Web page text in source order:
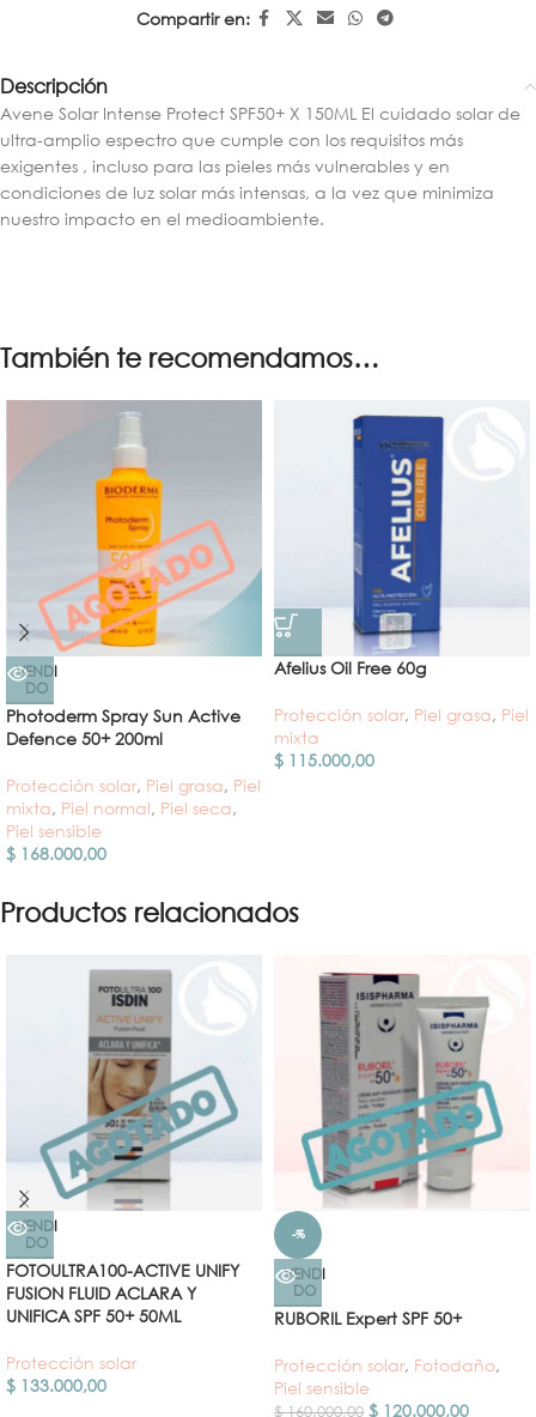
Compartir en:
Descripción
Avene Solar Intense Protect SPF50+ X 150ML El cuidado solar de
ultra-amplio espectro que cumple con los requisitos más
exigentes , incluso para las pieles más vulnerables y en
condiciones de luz solar más intensas, a la vez que minimiza
nuestro impacto en el medioambiente.
También te recomendamos…
VENDI
DO
Photoderm Spray Sun Active
Defence 50+ 200ml
Protección solar, Piel grasa, Piel
mixta, Piel normal, Piel seca,
Piel sensible
$ 168.000,00
Afelius Oil Free 60g
Protección solar, Piel grasa, Piel
mixta
$ 115.000,00
Productos relacionados
VENDI
DO
FOTOULTRA100-ACTIVE UNIFY
FUSION FLUID ACLARA Y
UNIFICA SPF 50+ 50ML
Protección solar
$ 133.000,00
-%
VENDI
DO
RUBORIL Expert SPF 50+
Protección solar, Fotodaño,
Piel sensible
$160.000,00 $ 120.000,00